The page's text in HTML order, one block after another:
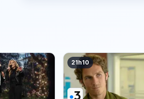
21h10